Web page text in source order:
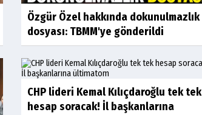
Özgür Özel hakkında dokunulmazlık
dosyası: TBMM'ye gönderildi
CHP lideri Kemal Kılıçdaroğlu tek tek
hesap soracak! İl başkanlarına